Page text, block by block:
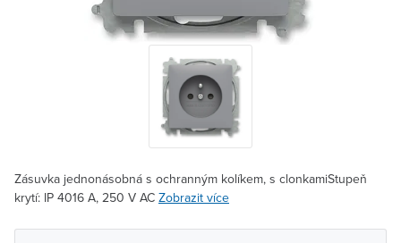
Zásuvka jednonásobná s ochranným kolíkem, s clonkamiStupeň
krytí: IP 4016 A, 250 V AC Zobrazit více